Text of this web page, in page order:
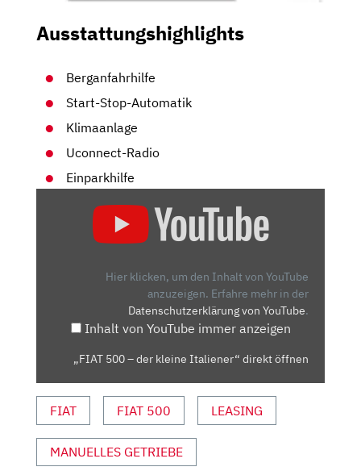
Ausstattungshighlights
Berganfahrhilfe
Start-Stop-Automatik
Klimaanlage
Uconnect-Radio
Einparkhilfe
YOUTUBE
ANZEIGEN
Hier klicken, um den Inhalt von YouTube
anzuzeigen. Erfahre mehr in der
Datenschutzerklärung von YouTube.
Inhalt von YouTube immer anzeigen
„FIAT 500 – der kleine Italiener“ direkt öffnen
FIAT FIAT 500 LEASING
MANUELLES GETRIEBE